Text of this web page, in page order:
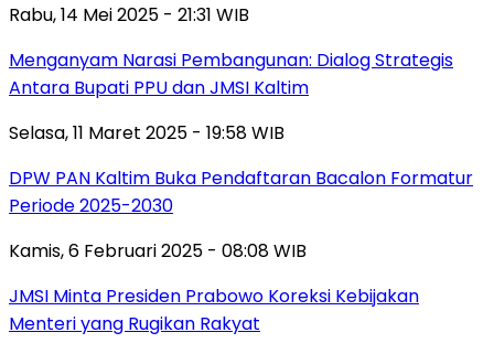
Rabu, 14 Mei 2025 - 21:31 WIB
Menganyam Narasi Pembangunan: Dialog Strategis
Antara Bupati PPU dan JMSI Kaltim
Selasa, 11 Maret 2025 - 19:58 WIB
DPW PAN Kaltim Buka Pendaftaran Bacalon Formatur
Periode 2025-2030
Kamis, 6 Februari 2025 - 08:08 WIB
JMSI Minta Presiden Prabowo Koreksi Kebijakan
Menteri yang Rugikan Rakyat